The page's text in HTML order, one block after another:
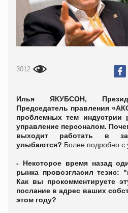
3012
Илья ЯКУБСОН,
Председатель правления
проблемных тем индустрии
управление персоналом.
выходит работать в
улыбаются? Более подробно
- Некоторое время назад
рынка провозгласил тезис:
Как вы прокомментируете
послание в адрес ваших
этом году?